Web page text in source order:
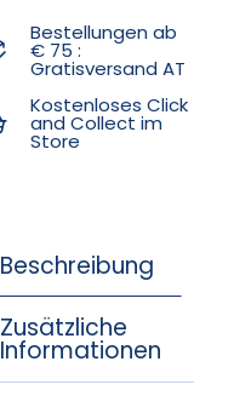
Bestellungen ab
€ 75 :
Gratisversand AT
Kostenloses Click
and Collect im
Store
Beschreibung
Zusätzliche
Informationen